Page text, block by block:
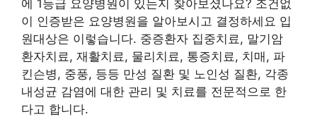
에 1등급 요양병원이 있는지 찾아보셨나요? 조건없
이 인증받은 요양병원을 알아보시고 결정하세요 입
원대상은 이렇습니다. 중증환자 집중치료, 말기암
환자치료, 재활치료, 물리치료, 통증치료, 치매, 파
킨슨병, 중풍, 등등 만성 질환 및 노인성 질환, 각종
내성균 감염에 대한 관리 및 치료를 전문적으로 한
다고 합니다.